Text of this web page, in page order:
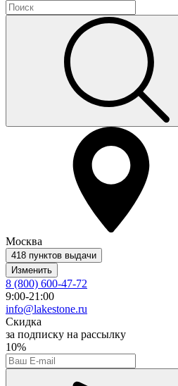
Москва
418 пунктов выдачи
Изменить
8 (800) 600-47-72
9:00-21:00
info@lakestone.ru
Скидка
за подписку на рассылку
10%